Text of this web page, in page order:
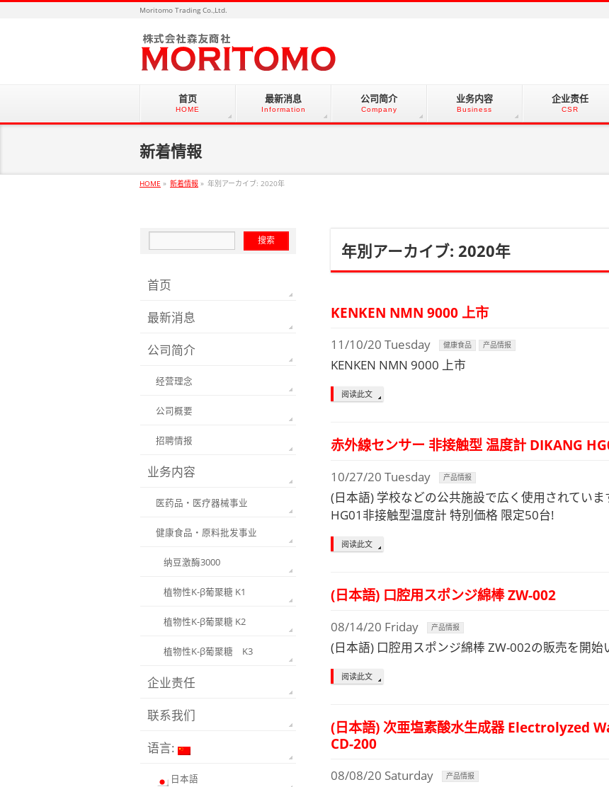
Moritomo Trading Co.,Ltd.
首页
HOME
最新消息
Information
公司简介
Company
业务内容
Business
企业责任
CSR
新着情報
HOME » 新着情報 » 年別アーカイブ: 2020年
年別アーカイブ: 2020年
KENKEN NMN 9000 上市
11/10/20 Tuesday 健康食品 产品情报
KENKEN NMN 9000 上市
阅读此文
赤外線センサー 非接触型 温度計 DIKANG
10/27/20 Tuesday 产品情报
(日本語) 学校などの公共施設で広く使用されていま
HG01非接触型温度計 特別価格 限定50台!
阅读此文
(日本語) 口腔用スポンジ綿棒 ZW-002
08/14/20 Friday 产品情报
(日本語) 口腔用スポンジ綿棒 ZW-002の販売を開始
阅读此文
(日本語) 次亜塩素酸水生成器 Electrolyzed
CD-200
08/08/20 Saturday 产品情报
首页
最新消息
公司简介
经营理念
公司概要
招聘情报
业务内容
医药品・医疗器械事业
健康食品・原料批发事业
纳豆激酶3000
植物性K-β葡聚糖 K1
植物性K-β葡聚糖 K2
植物性K-β葡聚糖 K3
企业责任
联系我们
语言:
日本語